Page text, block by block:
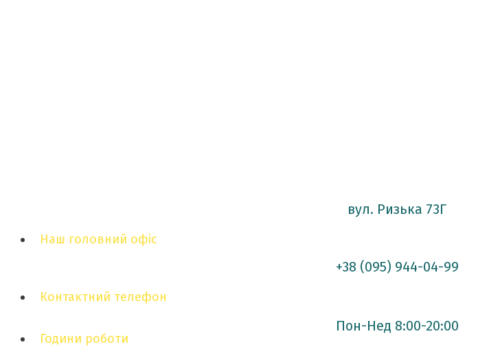
вул. Ризька 73Г
Наш головний офіс
+38 (095) 944-04-99
Контактний телефон
Пон-Нед 8:00-20:00
Години роботи